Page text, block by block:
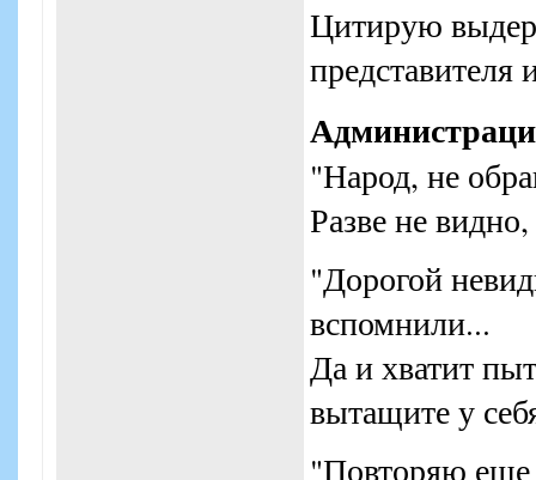
Цитирую
представителя
"Народ, не
Разве не
"Дорогой
вспомнили...
Да и хватит
вытащите у
"Повторяю еще